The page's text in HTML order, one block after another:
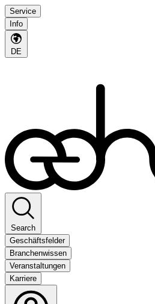
Service
Info
DE
Search
Geschäftsfelder
Branchenwissen
Veranstaltungen
Karriere